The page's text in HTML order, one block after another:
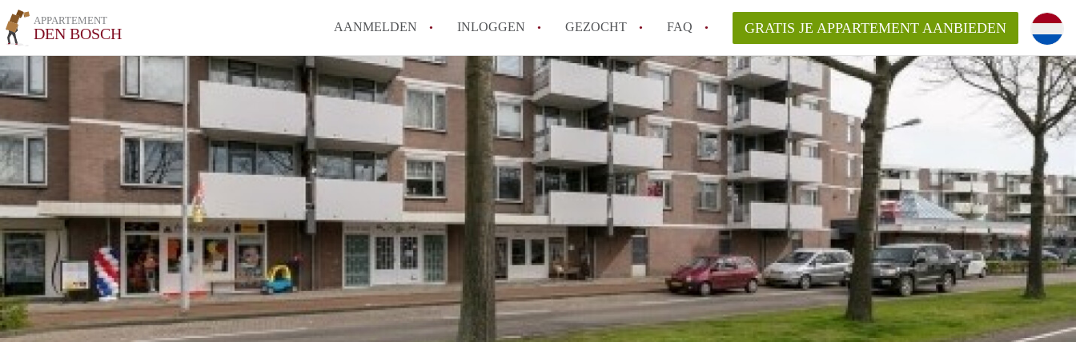
APPARTEMENT
DEN BOSCH AANMELDEN INLOGGEN GEZOCHT FAQ
How to translate AppartementDenBosch!
Wat is AppartementDenBosch?
Hoeveel kost het om te reageren op een Appartement in Den Bosch?
Wat is de privacyverklaring van AppartementDenBosch?
Berekent AppartementDenBosch
makelaarsvergoeding/bemiddelingsvergoeding?
Alle veelgestelde vragen
GRATIS JE APPARTEMENT AANBIEDEN